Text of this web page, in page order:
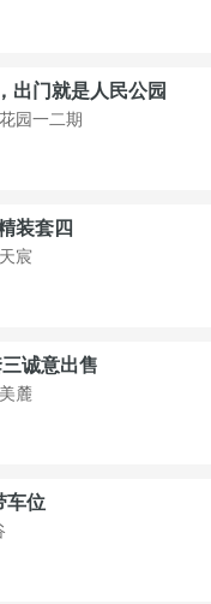
出门就是人民公园
园一二期
装套四
宸
诚意出售
麓
车位